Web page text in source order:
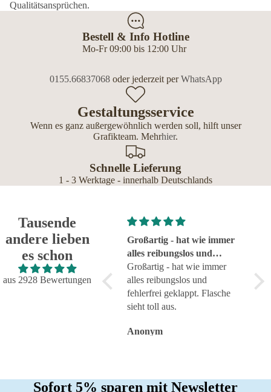
Qualitätsansprüchen.
Bestell & Info Hotline
Mo-Fr 09:00 bis 12:00 Uhr
0155.66837068oder jederzeit perWhatsApp
Gestaltungsservice
Wenn es ganz außergewöhnlich werden soll, hilft unser
Grafikteam. Mehrhier.
Schnelle Lieferung
1 - 3 Werktage - innerhalb Deutschlands
Tausende
andere lieben
es schon
aus 2928 Bewertungen
Super!
Super!
Großartig - hat wie immer
alles reibungslos und
fehlerfrei geklappt
Großartig - hat wie immer
alles reibungslos und
fehlerfrei geklappt. Flasche
sieht toll aus.
Anonym
Sofort 5% sparen mit Newsletter